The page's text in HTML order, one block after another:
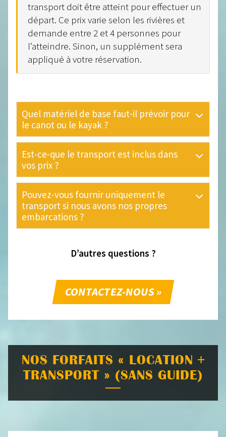
transport doit être atteint pour effectuer un
départ. Ce prix varie selon les rivières et
demande entre 2 et 4 personnes pour
l’atteindre. Sinon, un supplément sera
appliqué à votre réservation.
Quel matériel de base faut-il prévoir pour
le canot ou le kayak ?
Est-ce-que le transport est inclus dans
vos prix ?
Pouvez-vous fournir uniquement le
transport si nous avons nos propres
embarcations ?
D’autres questions ?
CONTACTEZ-NOUS »
NOS FORFAITS « LOCATION +
TRANSPORT » (SANS GUIDE)